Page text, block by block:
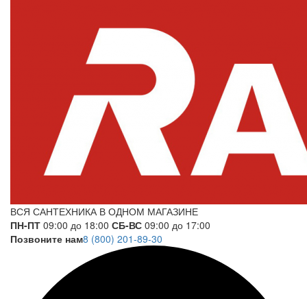
ВСЯ САНТЕХНИКА В ОДНОМ МАГАЗИНЕ
ПН-ПТ 09:00 до 18:00 СБ-ВС 09:00 до 17:00
Позвоните нам8 (800) 201-89-30